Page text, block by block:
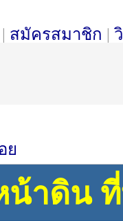
| สมัครสมาชิก |
ย
าดิน ที่